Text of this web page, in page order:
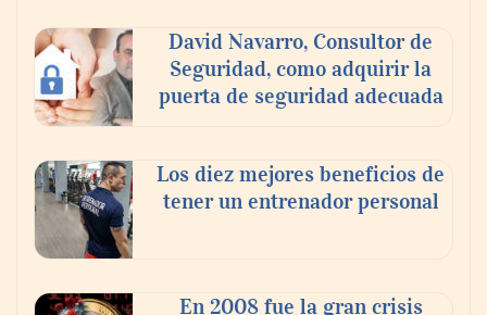
‘El ransomware se puede vencer. No
Ricardo Palacio Escobar
David Navarro, Consultor de
Seguridad, como adquirir la
puerta de seguridad adecuada
Los diez mejores beneficios de
tener un entrenador personal
En 2008 fue la gran crisis